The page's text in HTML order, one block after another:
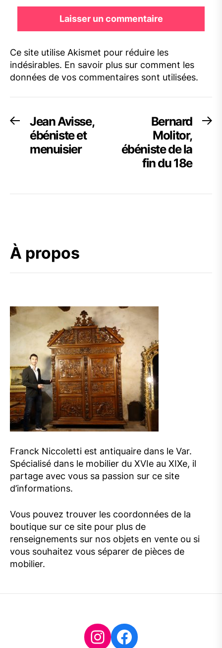
Ce site utilise Akismet pour réduire les
indésirables. En savoir plus sur comment les
données de vos commentaires sont utilisées.
Navigation
l’article
Previous
post:
Jean Avisse,
ébéniste et
menuisier
Bernard
Molitor,
ébéniste de la
fin du 18e
À propos
Franck Niccoletti est antiquaire dans le Var.
Spécialisé dans le mobilier du XVIe au XIXe, il
partage avec vous sa passion sur ce site
d’informations.
Vous pouvez trouver les coordonnées de la
boutique sur ce site pour plus de
renseignements sur nos objets en vente ou si
vous souhaitez vous séparer de pièces de
mobilier.
Instagram
Facebook